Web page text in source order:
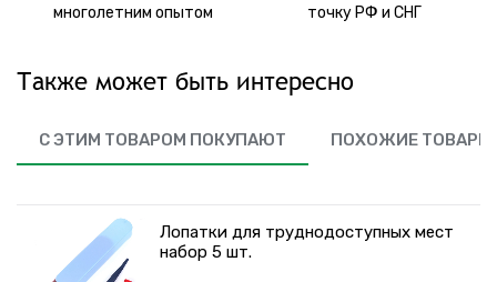
многолетним опытом
точку РФ и СНГ
Также может быть интересно
С ЭТИМ ТОВАРОМ ПОКУПАЮТ ПОХОЖИЕ ТОВАРЫ
Лопатки для труднодоступных мест
набор 5 шт.